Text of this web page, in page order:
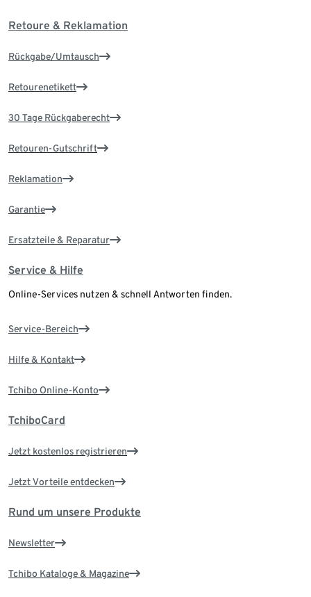
Retoure & Reklamation
Rückgabe/Umtausch
Retourenetikett
30 Tage Rückgaberecht
Retouren-Gutschrift
Reklamation
Garantie
Ersatzteile & Reparatur
Service & Hilfe
Online-Services nutzen & schnell Antworten finden.
Service-Bereich
Hilfe & Kontakt
Tchibo Online-Konto
TchiboCard
Jetzt kostenlos registrieren
Jetzt Vorteile entdecken
Rund um unsere Produkte
Newsletter
Tchibo Kataloge & Magazine